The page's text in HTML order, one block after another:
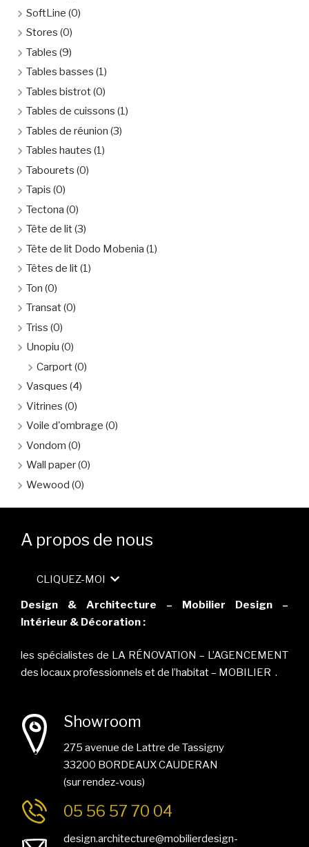
SoftLine (0)
Stores (0)
Tables (9)
Tables basses (1)
Tables bistrot(0)
Tables de cuissons (1)
Tables de réunion (3)
Tables hautes (1)
Tabourets (0)
Tapis (0)
Tectona (0)
Tête de lit(3)
Tête de lit Dodo Mobenia (1)
Têtes de lit(1)
Ton (0)
Transat(0)
Triss (0)
Unopiu (0)
Carport(0)
Vasques (4)
Vitrines (0)
Voile d'ombrage (0)
Vondom (0)
Wall paper(0)
Wewood (0)
A propos de nous
CLIQUEZ-MOI
Design & Architecture – Mobilier Design –
Intérieur & Décoration :
les spécialistes de LA RÉNOVATION – L’AGENCEMENT
des locaux professionnels et de l’habitat – MOBILIER .
Showroom
275 avenue de Lattre de Tassigny
33200 BORDEAUX CAUDERAN
(sur rendez-vous)
05 56 57 70 04
design.architecture@mobilierdesign-